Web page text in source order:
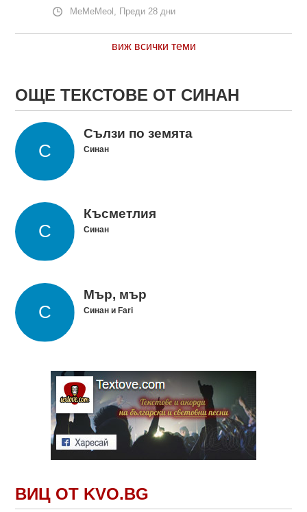
MeMeMeol, Преди 28 дни
виж всички теми
ОЩЕ ТЕКСТОВЕ ОТ СИНАН
Сълзи по земята
Синан
Късметлия
Синан
Мър, мър
Синан и Fari
ВИЦ ОТ KVO.BG